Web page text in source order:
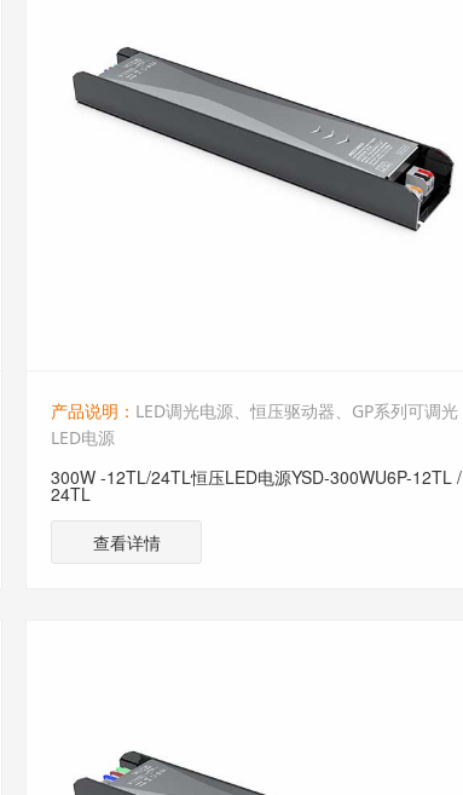
产品说明： LED调光电源、恒压驱动器、GP系列可调光
LED电源
300W -12TL/24TL恒压LED电源YSD-300WU6P-12TL /
24TL
查看详情